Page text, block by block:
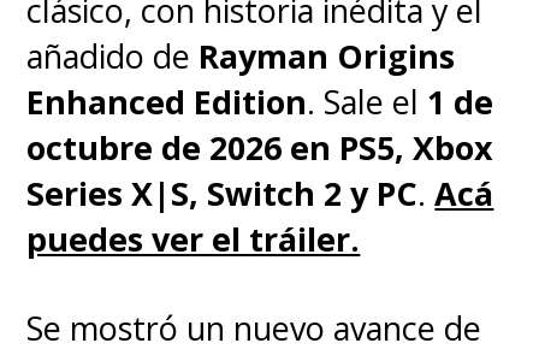
clásico, con historia inédita y el
añadido de Rayman Origins
Enhanced Edition. Sale el 1 de
octubre de 2026 en PS5, Xbox
Series X|S, Switch 2 y PC.Acá
puedes ver el tráiler.
Se mostró un nuevo avance de